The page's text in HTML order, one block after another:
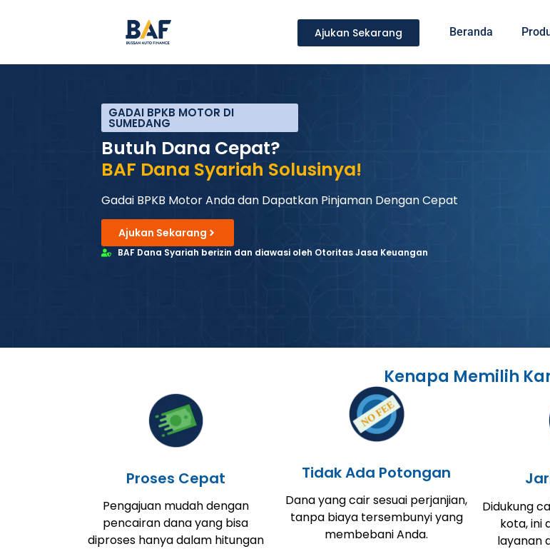
Ajukan Sekarang Beranda
GADAI BPKB MOTOR DI
SUMEDANG
Butuh Dana Cepat?
BAF Dana Syariah Solusinya!
Gadai BPKB Motor Anda dan Dapatkan Pinjaman Dengan Cepat
Ajukan Sekarang
BAF Dana Syariah berizin dan diawasi oleh Otoritas Jasa Keuangan
Kenapa Memilih
Proses Cepat
Pengajuan mudah dengan
pencairan dana yang bisa
diproses hanya dalam hitungan
Tidak Ada Potongan
Dana yang cair sesuai perjanjian,
tanpa biaya tersembunyi yang
membebani Anda.
Didukung
kota, ini
layanan